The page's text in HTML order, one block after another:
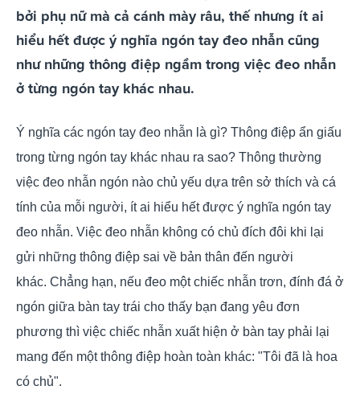
bởi phụ nữ mà cả cánh mày râu, thế nhưng ít ai
hiểu hết được ý nghĩa ngón tay đeo nhẫn cũng
như những thông điệp ngầm trong việc đeo nhẫn
ở từng ngón tay khác nhau.
Ý nghĩa các ngón tay đeo nhẫn là gì? Thông điệp ẩn giấu
trong từng ngón tay khác nhau ra sao? Thông thường
việc đeo nhẫn ngón nào chủ yếu dựa trên sở thích và cá
tính của mỗi người, ít ai hiểu hết được ý nghĩa ngón tay
đeo nhẫn. Việc đeo nhẫn không có chủ đích đôi khi lại
gửi những thông điệp sai về bản thân đến người
khác. Chẳng hạn, nếu đeo một chiếc nhẫn trơn, đính đá ở
ngón giữa bàn tay trái cho thấy bạn đang yêu đơn
phương thì việc chiếc nhẫn xuất hiện ở bàn tay phải lại
mang đến một thông điệp hoàn toàn khác: "Tôi đã là hoa
có chủ".